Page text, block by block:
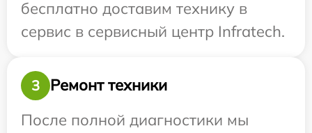
бесплатно доставим технику в
сервис в сервисный центр Infratech.
3
Ремонт техники
После полной диагностики мы